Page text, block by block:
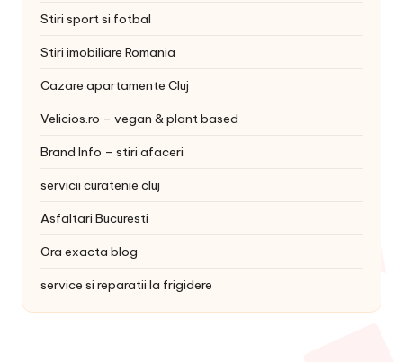
Stiri sport si fotbal
Stiri imobiliare Romania
Cazare apartamente Cluj
Velicios.ro – vegan & plant based
Brand Info – stiri afaceri
servicii curatenie cluj
Asfaltari Bucuresti
Ora exacta blog
service si reparatii la frigidere